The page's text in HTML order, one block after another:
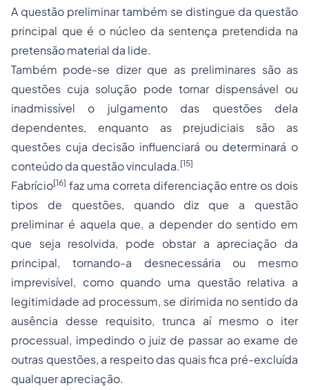
A questão preliminar também se distingue da questão
principal que é o núcleo da sentença pretendida na
pretensão material da lide.
Também pode-se dizer que as preliminares são as
questões cuja solução pode tornar dispensável ou
inadmissível o julgamento das questões dela
dependentes, enquanto as prejudiciais são as
questões cuja decisão influenciará ou determinará o
conteúdo da questão vinculada. [15]
Fabrício[16] faz uma correta diferenciação entre os dois
tipos de questões, quando diz que a questão
preliminar é aquela que, a depender do sentido em
que seja resolvida, pode obstar a apreciação da
principal, tornando-a desnecessária ou mesmo
imprevisível, como quando uma questão relativa a
legitimidade ad processum, se dirimida no sentido da
ausência desse requisito, trunca aí mesmo o iter
processual, impedindo o juiz de passar ao exame de
outras questões, a respeito das quais fica pré-excluída
qualquer apreciação.